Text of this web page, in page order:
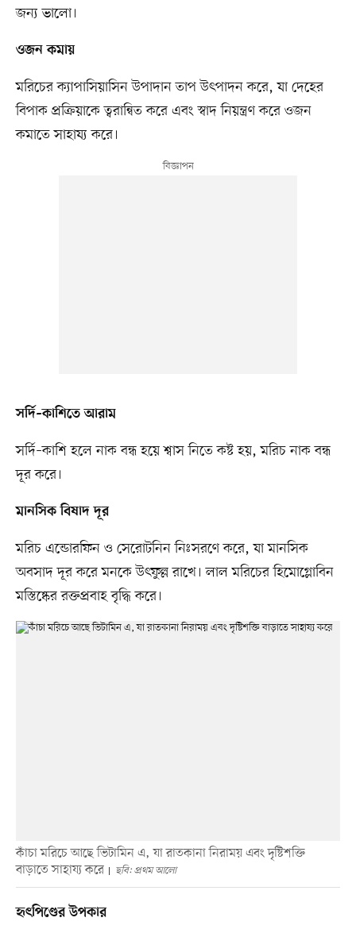
জন্য ভালো।
ওজন কমায়
মরিচের ক্যাপাসিয়াসিন উপাদান তাপ উৎপাদন করে, যা দেহের
বিপাক প্রক্রিয়াকে ত্বরান্বিত করে এবং স্বাদ নিয়ন্ত্রণ করে ওজন
কমাতে সাহায্য করে।
সর্দি–কাশিতে আরাম
সর্দি–কাশি হলে নাক বন্ধ হয়ে শ্বাস নিতে কষ্ট হয়, মরিচ নাক বন্ধ
দূর করে।
মানসিক বিষাদ দূর
মরিচ এন্ডোরফিন ও সেরোটনিন নিঃসরণে করে, যা মানসিক
অবসাদ দূর করে মনকে উৎফুল্ল রাখে। লাল মরিচের হিমোগ্লোবিন
মস্তিষ্কের রক্তপ্রবাহ বৃদ্ধি করে।
কাঁচা মরিচে আছে ভিটামিন এ, যা রাতকানা নিরাময় এবং দৃষ্টিশক্তি
বাড়াতে সাহায্য করে
ছবি: প্রথম আলো
হৃৎপিণ্ডের উপকার